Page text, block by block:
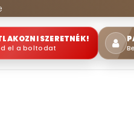
SZERETNÉK!
el a boltodat